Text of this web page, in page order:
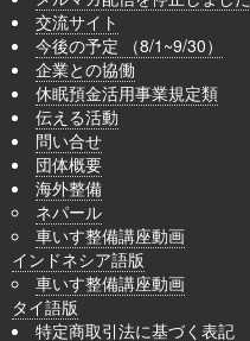
交流サイト
今後の予定 （8/1~9/30）
企業との協働
休眠預金活用事業規定類
伝える活動
問い合せ
団体概要
海外整備
ネパール
車いす整備講座動画
インドネシア語版
車いす整備講座動画
タイ語版
特定商取引法に基づく表記